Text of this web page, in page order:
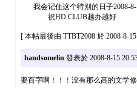
我会记住这个特别的日子2008-8-
祝HD CLUB越办越好
[ 本帖最後由 TTBT2008 於 2008-8-
handsomelin發表於 2008-8-15
要百字啊！！！没有那么高的文学